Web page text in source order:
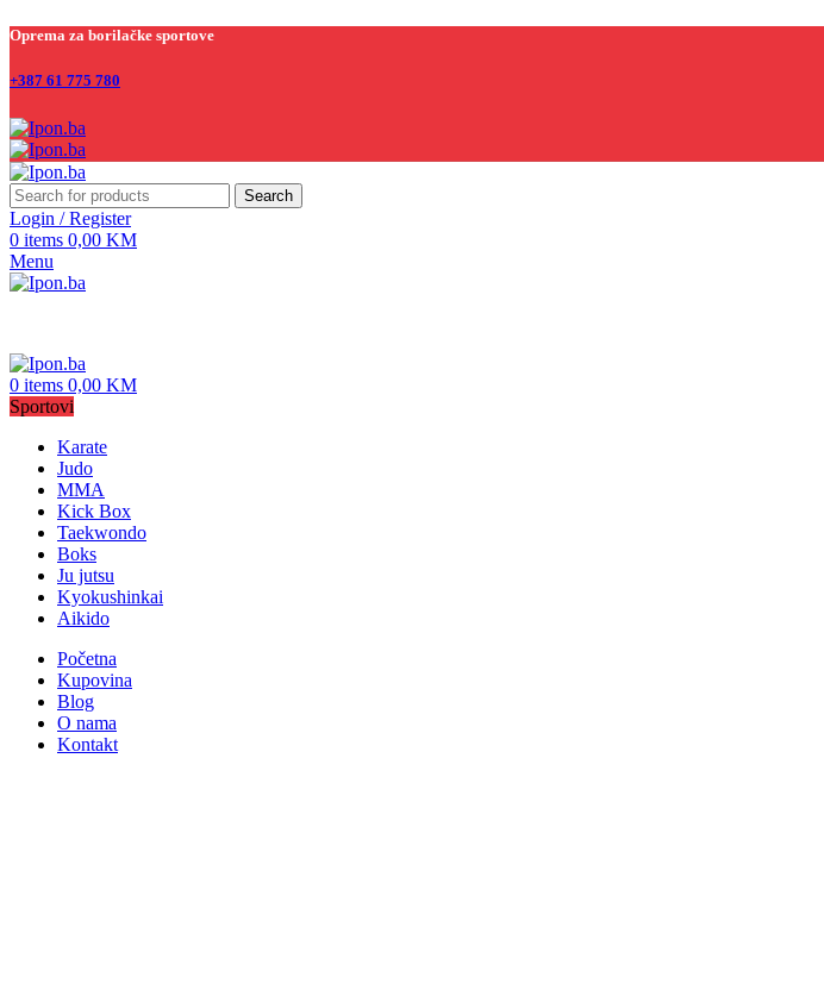
Oprema za borilačke sportove
+387 61 775 780
Search
Login / Register
0 items 0,00 KM
Menu
0 items 0,00 KM
Sportovi
Karate
Judo
MMA
Kick Box
Taekwondo
Boks
Ju jutsu
Kyokushinkai
Aikido
Početna
Kupovina
Blog
O nama
Kontakt